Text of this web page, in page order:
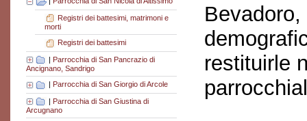
Registri dei battesimi, matrimoni e
morti
Registri dei battesimi
| Parrocchia di San Pancrazio di
Ancignano, Sandrigo
Parrocchia di San Giorgio di Arcole
| Parrocchia di San Giustina di
Arcugnano
restituirle